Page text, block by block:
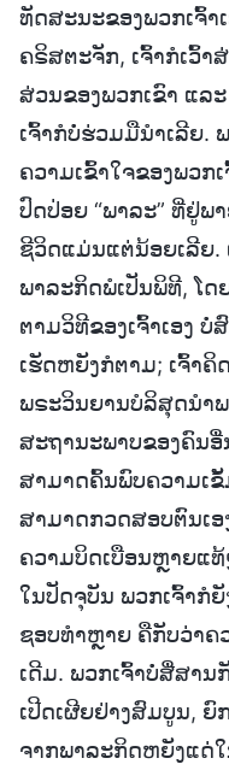
ທັດສະນະຂອງພວກເຈົ້າ
ຄຣິສຕະຈັກ, ເຈົ້າກໍເວົ້າ
ສ່ວນຂອງພວກເຂົາ ແລ
ເຈົ້າກໍບໍ່ຮ່ວມມືນໍາເລີຍ.
ຄວາມເຂົ້າໃຈຂອງພວກ
ປົດປ່ອຍ “ພາລະ” ທີ່ຢູ່ພ
ຊີວິດແມ່ນແຕ່ນ້ອຍເລີຍ.
ພາລະກິດພໍເປັນພິທີ, ໂດ
ຕາມວິທີຂອງເຈົ້າເອງ
ເຮັດຫຍັງກໍຕາມ; ເຈົ້າ
ພຣະວິນຍານບໍລິສຸດນໍາພ
ສະຖານະພາບຂອງຄົນອື່
ສາມາດຄົ້ນພົບຄວາມເ
ສາມາດກວດສອບຕົນເອ
ຄວາມບິດເບືອນຫຼາຍແ
ໃນປັດຈຸບັນ ພວກເຈົ້າກໍ
ຊອບທຳຫຼາຍ ຄືກັບວ່າຄ
ເດີມ. ພວກເຈົ້າບໍ່ສື່ສາ
ເປີດເຜີຍຢ່າງສົມບູນ, ຍົ
ຈາກພາລະກິດຫຍັງແດ່